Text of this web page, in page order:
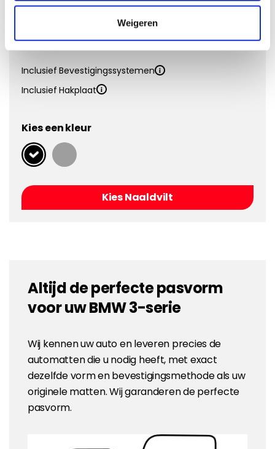
Weigeren
Materiaal
Polypropyleen
Antislip
Kwaliteit
Inclusief Bevestigingssystemen
Inclusief Hakplaat
Kies een kleur
Kies Naaldvilt
Altijd de perfecte pasvorm
voor uw BMW 3-serie
Wij kennen uw auto en leveren precies de
automatten die u nodig heeft, met exact
dezelfde vorm en bevestigingsmethode als uw
originele matten. Wij garanderen de perfecte
pasvorm.